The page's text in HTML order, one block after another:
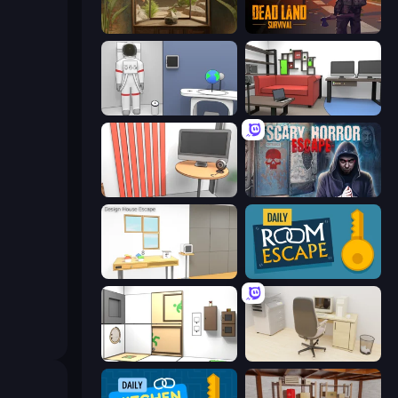
TRACE Dead Land: Survival
Space Museum Escape Video Studio Escape
Computer Office Escape Scary Horror Escape Room
Design House Escape Daily Room Escape
Puzzle Room Escape House Escape: Office